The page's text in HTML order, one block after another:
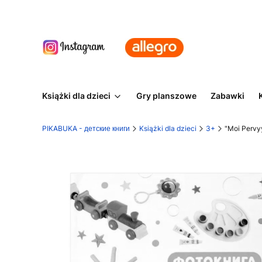
Książki dla dzieci Gry planszowe Zabawki
PIKABUKA - детские книги Książki dla dzieci 3+ "Moi